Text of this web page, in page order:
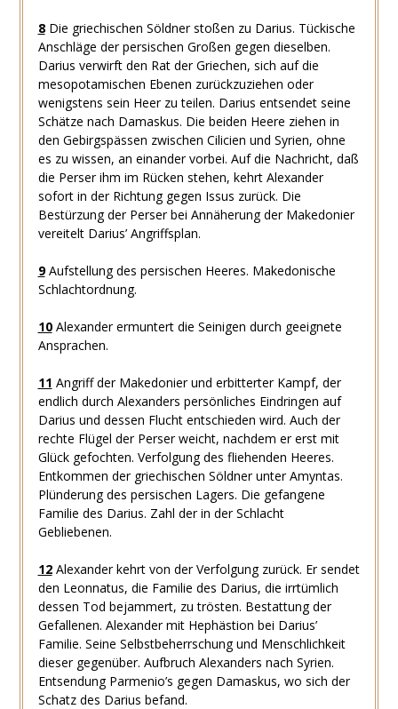
8Die griechischen Söldner stoßen zu Darius. Tückische
Anschläge der persischen Großen gegen dieselben.
Darius verwirft den Rat der Griechen, sich auf die
mesopotamischen Ebenen zurückzuziehen oder
wenigstens sein Heer zu teilen. Darius entsendet seine
Schätze nach Damaskus. Die beiden Heere ziehen in
den Gebirgspässen zwischen Cilicien und Syrien, ohne
es zu wissen, an einander vorbei. Auf die Nachricht, daß
die Perser ihm im Rücken stehen, kehrt Alexander
sofort in der Richtung gegen Issus zurück. Die
Bestürzung der Perser bei Annäherung der Makedonier
vereitelt Darius’ Angriffsplan.
9Aufstellung des persischen Heeres. Makedonische
Schlachtordnung.
10Alexander ermuntert die Seinigen durch geeignete
Ansprachen.
11 Angriff der Makedonier und erbitterter Kampf, der
endlich durch Alexanders persönliches Eindringen auf
Darius und dessen Flucht entschieden wird. Auch der
rechte Flügel der Perser weicht, nachdem er erst mit
Glück gefochten. Verfolgung des fliehenden Heeres.
Entkommen der griechischen Söldner unter Amyntas.
Plünderung des persischen Lagers. Die gefangene
Familie des Darius. Zahl der in der Schlacht
Gebliebenen.
12Alexander kehrt von der Verfolgung zurück. Er sendet
den Leonnatus, die Familie des Darius, die irrtümlich
dessen Tod bejammert, zu trösten. Bestattung der
Gefallenen. Alexander mit Hephästion bei Darius’
Familie. Seine Selbstbeherrschung und Menschlichkeit
dieser gegenüber. Aufbruch Alexanders nach Syrien.
Entsendung Parmenio’s gegen Damaskus, wo sich der
Schatz des Darius befand.